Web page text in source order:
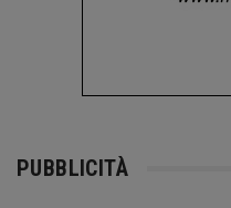
PUBBLICITÀ